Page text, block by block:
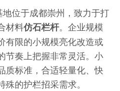
位于成都崇州，致力于打
材料仿石栏杆。企业规模
有限的小规模亮化改造或
节奏上把握非常灵活。小
质标准，合适轻量化、快
的护栏招采需求。